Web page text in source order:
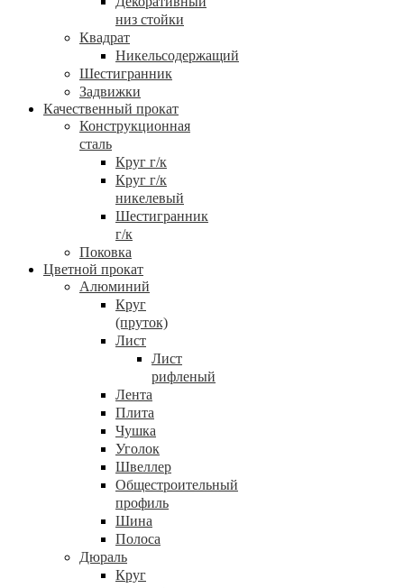
низ стойки
Квадрат
Никельсодержащий
Шестигранник
Задвижки
Качественный прокат
Конструкционная
сталь
Круг г/к
Круг г/к
никелевый
Шестигранник
г/к
Поковка
Цветной прокат
Алюминий
Круг
(пруток)
Лист
Лист
рифленый
Лента
Плита
Чушка
Уголок
Швеллер
Общестроительный
профиль
Шина
Полоса
Дюраль
Круг